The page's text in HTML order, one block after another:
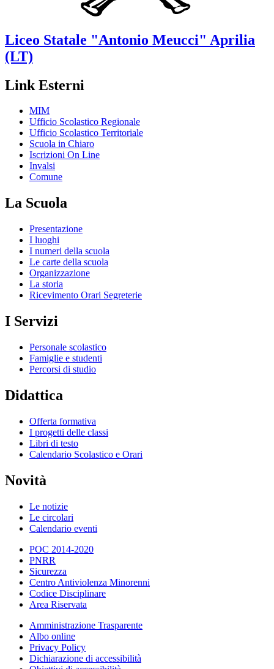
Liceo Statale "Antonio Meucci" Aprilia
(LT)
Link Esterni
MIM
Ufficio Scolastico Regionale
Ufficio Scolastico Territoriale
Scuola in Chiaro
Iscrizioni On Line
Invalsi
Comune
La Scuola
Presentazione
I luoghi
I numeri della scuola
Le carte della scuola
Organizzazione
La storia
Ricevimento Orari Segreterie
I Servizi
Personale scolastico
Famiglie e studenti
Percorsi di studio
Didattica
Offerta formativa
I progetti delle classi
Libri di testo
Calendario Scolastico e Orari
Novità
Le notizie
Le circolari
Calendario eventi
POC 2014-2020
PNRR
Sicurezza
Centro Antiviolenza Minorenni
Codice Disciplinare
Area Riservata
Amministrazione Trasparente
Albo online
Privacy Policy
Dichiarazione di accessibilità